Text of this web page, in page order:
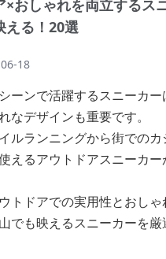
×おしゃれを両立するス
える！20選
18
ーンで活躍するスニーカ
なデザインも重要です。
ルランニングから街でのカ
えるアウトドアスニーカ
トドアでの実用性とおしゃ
でも映えるスニーカーを厳